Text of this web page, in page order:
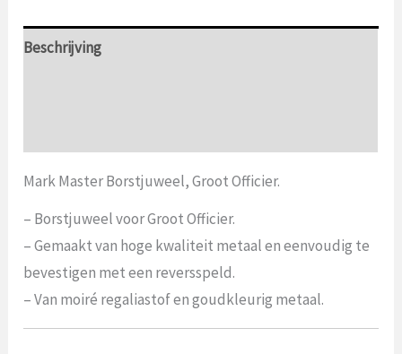
Beschrijving
Mark Master Borstjuweel, Groot Officier.
– Borstjuweel voor Groot Officier.
– Gemaakt van hoge kwaliteit metaal en eenvoudig te
bevestigen met een reversspeld.
– Van moiré regaliastof en goudkleurig metaal.